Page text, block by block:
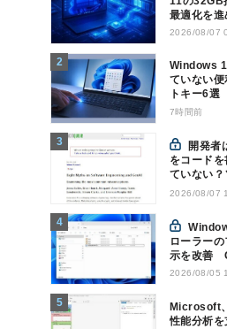
最適化を
2026/08/07
Windows
ていない
トキー6選
7時間前
をコード
ていない
ジニアリン
2026/08/07
Windows 11、エクスプ
ローラー
示を改善
示へ
2026/08/05
Microsoft
性能分析